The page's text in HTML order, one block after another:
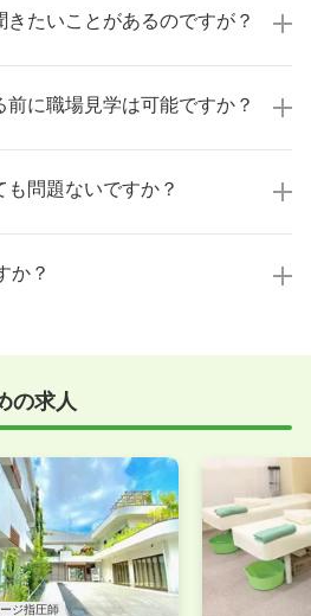
られることはありません！
ご確認いただいた上で、転職希
たいことがあるのですが？
す。
気、研修制度など、どんな小さ
に職場見学は可能ですか？
ます。実際の職場環境や働く人
より安心してご判断いただけま
問題ないですか？
いたします。「転職を考え始め
始めればいいか分からない」とい
か？
業様によってはWEB面接を導入
可能ですので、お気軽にお申し
の求人
ジ指圧師